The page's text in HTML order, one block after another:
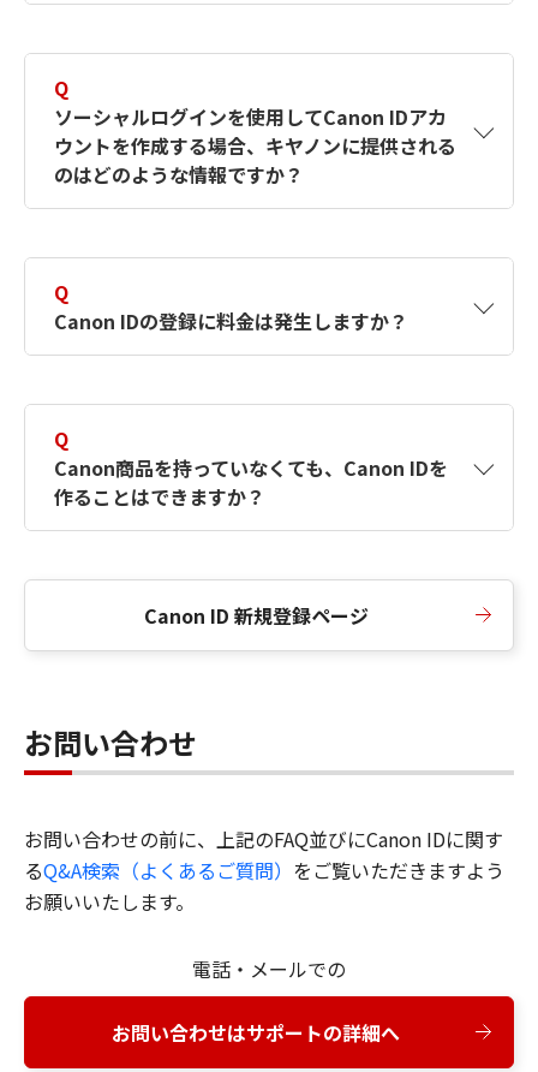
す。詳しい作成方法は【カメラ】Canon IDとは
何ですか？Canon IDの作成方法は？をご確認く
ださい。
Q
ソーシャルログインを使用してCanon IDアカ
ウントを作成する場合、キヤノンに提供される
のはどのような情報ですか？
択したサービスから取得します。アカウントを
簡単に作成できるように、この情報を使用して
Canon IDの登録フォームを入力します。
Q
Canon IDの登録に料金は発生しますか？
Q
Canon商品を持っていなくても、Canon IDを
作ることはできますか？
Canon ID 新規登録ページ
お問い合わせ
お問い合わせの前に、上記のFAQ並びにCanon IDに関す
るQ&A検索（よくあるご質問） をご覧いただきますよう
お願いいたします。
電話・メールでの
お問い合わせはサポートの詳細へ